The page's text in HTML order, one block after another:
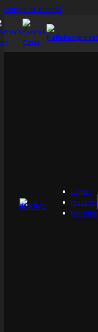
Hoppa till innehållHoppa
Lagen
Klubben
Matcher